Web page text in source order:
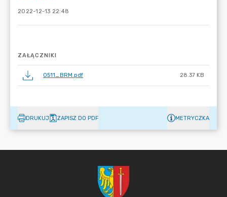
2022-12-13 22:48
ZAŁĄCZNIKI
0511_BRM.pdf 28.37 KB
DRUKUJ ZAPISZ DO PDF METRYCZKA